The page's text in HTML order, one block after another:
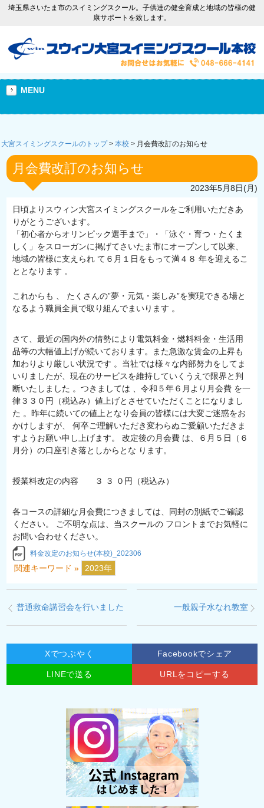
埼玉県さいたま市のスイミングスクール。子供達の健全育成と地域の皆様の健
康サポートを致します。
MENU
大宮スイミングスクールのトップ> 本校 > 月会費改訂のお知らせ
月会費改訂のお知らせ
2023年5月8日(月)
日頃よりスウィン大宮スイミングスクールをご利用いただきあ
りがとうございます。
「初心者からオリンピック選手まで」・「泳ぐ・育つ・たくま
しく」をスローガンに掲げてさいたま市にオープンして以来、
地域の皆様に支えられ て６月１日をもって満４８ 年を迎えるこ
ととなります 。
これからも 、 たくさんの”夢・元気・楽しみ”を実現できる場と
なるよう職員全員で取り組んでまいります 。
さて、最近の国内外の情勢により電気料金・燃料料金・生活用
品等の大幅値上げが続いております。また急激な賃金の上昇も
加わりより厳しい状況です 。当社では様々な内部努力をしてま
いりましたが、現在のサービスを維持していくうえで限界と判
断いたしました 。つきましては 、令和５年６月より月会費 を一
律３３０円（税込み）値上げとさせていただくことになりまし
た 。昨年に続いての値上となり会員の皆様には大変ご迷惑をお
かけしますが、 何卒ご理解いただき変わらぬご愛顧いただきま
すようお願い申し上げます。 改定後の月会費 は、６月５日（６
月分）の口座引き落としからとな ります。
授業料改定の内容 ３ ３ ０円（税込み）
各コースの詳細な月会費につきましては、同封の別紙でご確認
ください。 ご不明な点は、当スクールの フロントまでお気軽に
お問い合わせください。
料金改定のお知らせ(本校)_202306
関連キーワード » 2023年
普通救命講習会を行いました 一般親子水なれ教室
Xでつぶやく Facebookでシェア
LINEで送る URLをコピーする